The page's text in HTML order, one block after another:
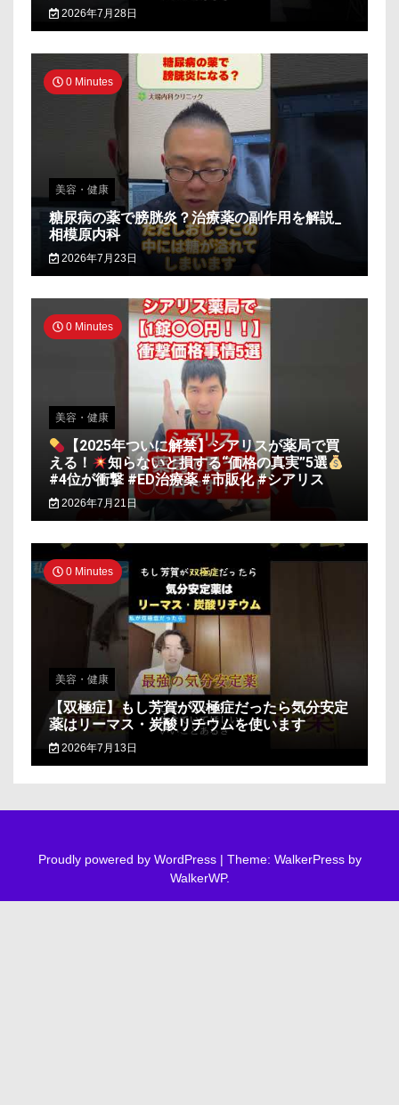
2026年7月28日
0 Minutes
美容・健康
糖尿病の薬で膀胱炎？治療薬の副作用を解説_
相模原内科
2026年7月23日
0 Minutes
美容・健康
【2025年ついに解禁】シアリスが薬局で買
える！
知らないと損する“価格の真実”5選
#4位が衝撃 #ED治療薬 #市販化 #シアリス
2026年7月21日
0 Minutes
美容・健康
【双極症】もし芳賀が双極症だったら気分安定
薬はリーマス・炭酸リチウムを使います
2026年7月13日
Proudly powered by WordPress | Theme: WalkerPress by
WalkerWP.